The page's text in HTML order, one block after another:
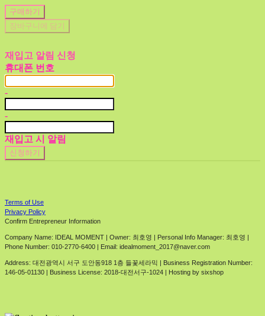
구매하기
장바구니에 담기
재입고 알림 신청
휴대폰 번호
-
-
재입고 시 알림
신청하기
Terms of Use
Privacy Policy
Confirm Entrepreneur Information
Company Name: IDEAL MOMENT | Owner: 최호영 | Personal Info Manager: 최호영 |
Phone Number: 010-2770-6400 | Email: idealmoment_2017@naver.com
Address: 대전광역시 서구 도안동918 1층 들꽃세라믹 | Business Registration Number:
146-05-01130 | Business License: 2018-대전서구-1024 | Hosting by sixshop